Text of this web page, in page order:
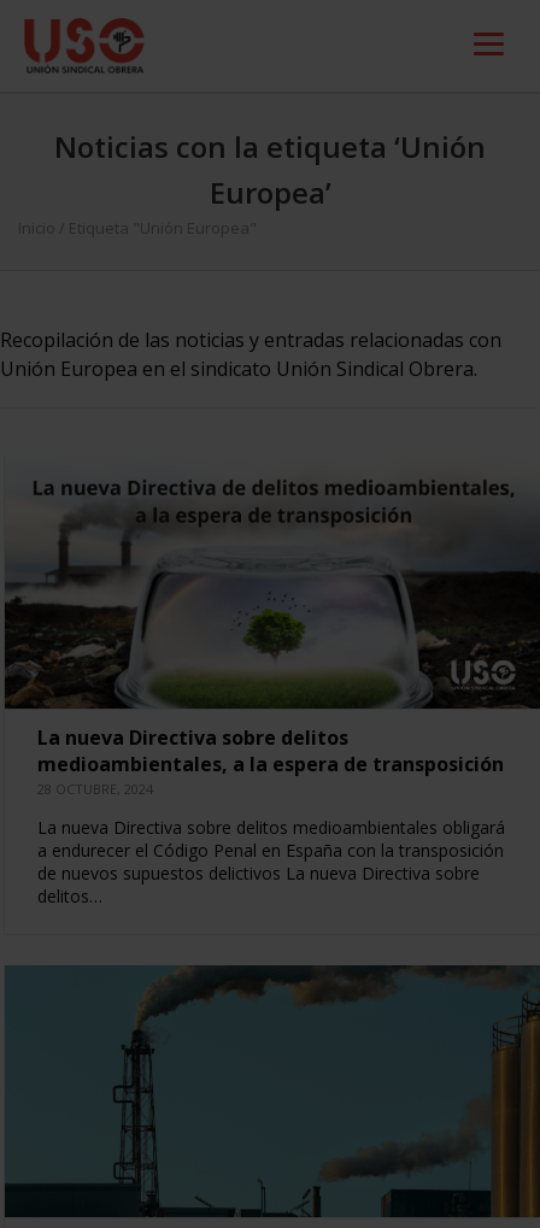
Noticias con la etiqueta ‘Unión
Europea’
Inicio Etiqueta "Unión Europea"
Recopilación de las noticias y entradas relacionadas con
Unión Europea en el sindicato Unión Sindical Obrera.
La nueva Directiva sobre delitos
medioambientales, a la espera de transposición
28 OCTUBRE, 2024
La nueva Directiva sobre delitos medioambientales obligará
a endurecer el Código Penal en España con la transposición
de nuevos supuestos delictivos La nueva Directiva sobre
delitos…